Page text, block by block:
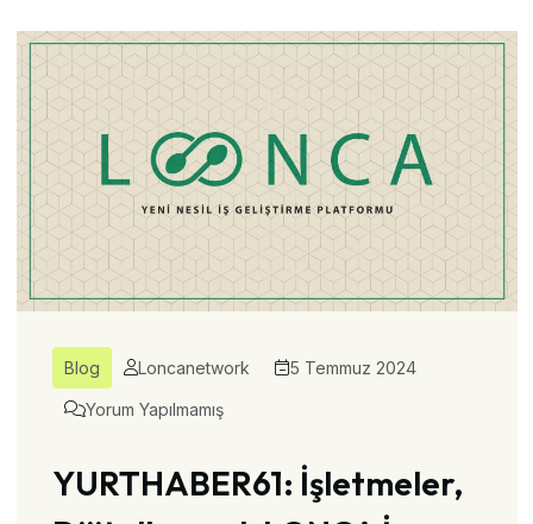
Blog Loncanetwork 5 Temmuz 2024
Yorum Yapılmamış
YURTHABER61: İşletmeler,